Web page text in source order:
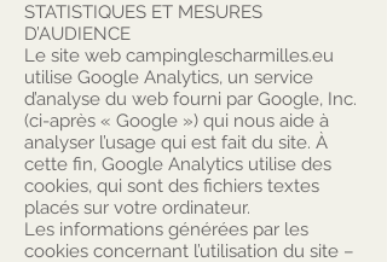
STATISTIQUES ET MESURES
D’AUDIENCE
Le site web campinglescharmilles.eu
utilise Google Analytics, un service
d’analyse du web fourni par Google, Inc.
(ci-après « Google ») qui nous aide à
analyser l’usage qui est fait du site. À
cette fin, Google Analytics utilise des
cookies, qui sont des fichiers textes
placés sur votre ordinateur.
Les informations générées par les
cookies concernant l’utilisation du site –